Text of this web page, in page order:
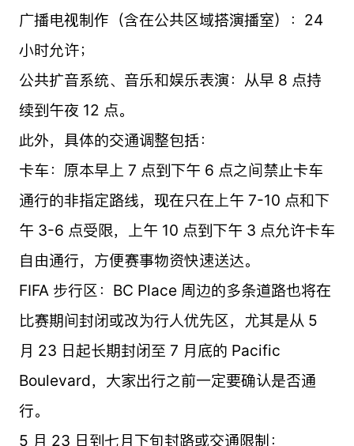
广播电视制作（含在公共区域搭演播室）：24
小时允许；
公共扩音系统、音乐和娱乐表演：从早 8 点持
续到午夜 12 点。
此外，具体的交通调整包括：
卡车：原本早上 7 点到下午 6 点之间禁止卡车
通行的非指定路线，现在只在上午 7-10 点和下
午 3-6 点受限，上午 10 点到下午 3 点允许卡车
自由通行，方便赛事物资快速送达。
FIFA 步行区：BC Place 周边的多条道路也将在
比赛期间封闭或改为行人优先区，尤其是从 5
月 23 日起长期封闭至 7 月底的 Pacific
Boulevard，大家出行之前一定要确认是否通
行。
5 月 23 日到七月下旬封路或交通限制：